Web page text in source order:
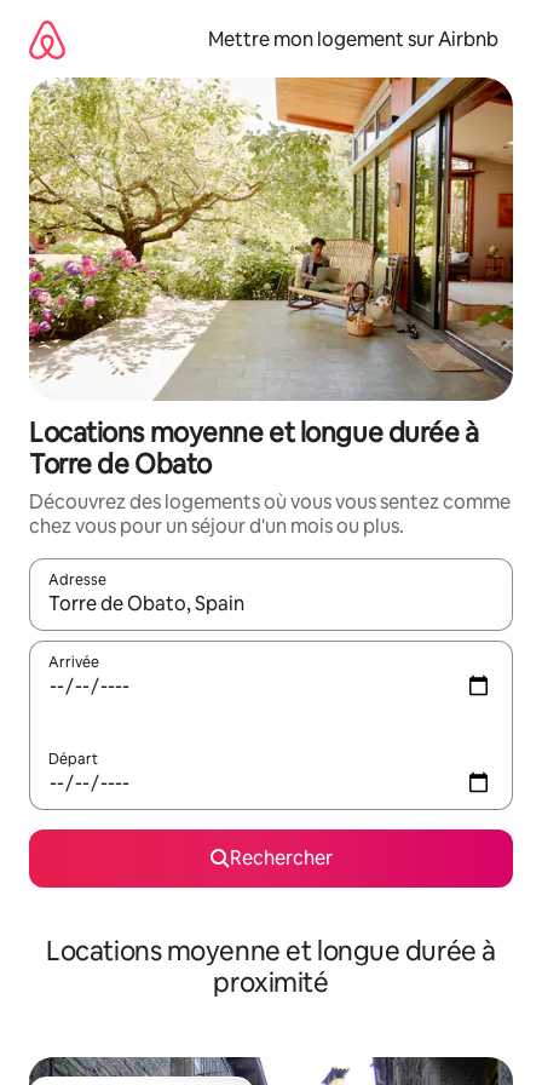
directement
contenu
Mettre mon logement sur Airbnb
Locations moyenne et longue durée à
Torre de Obato
Découvrez des logements où vous vous sentez comme
chez vous pour un séjour d'un mois ou plus.
Adresse
Lorsque les résultats s'affichent, utilisez les flèches vers le
Arrivée
Départ
Rechercher
Locations moyenne et longue durée à
proximité